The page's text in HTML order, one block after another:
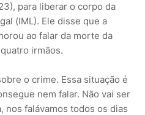
para liberar o corpo da
(IML). Ele disse que a
ao falar da morte da
irmãos.
o crime. Essa situação é
nem falar. Não vai ser
nos falávamos todos os dias